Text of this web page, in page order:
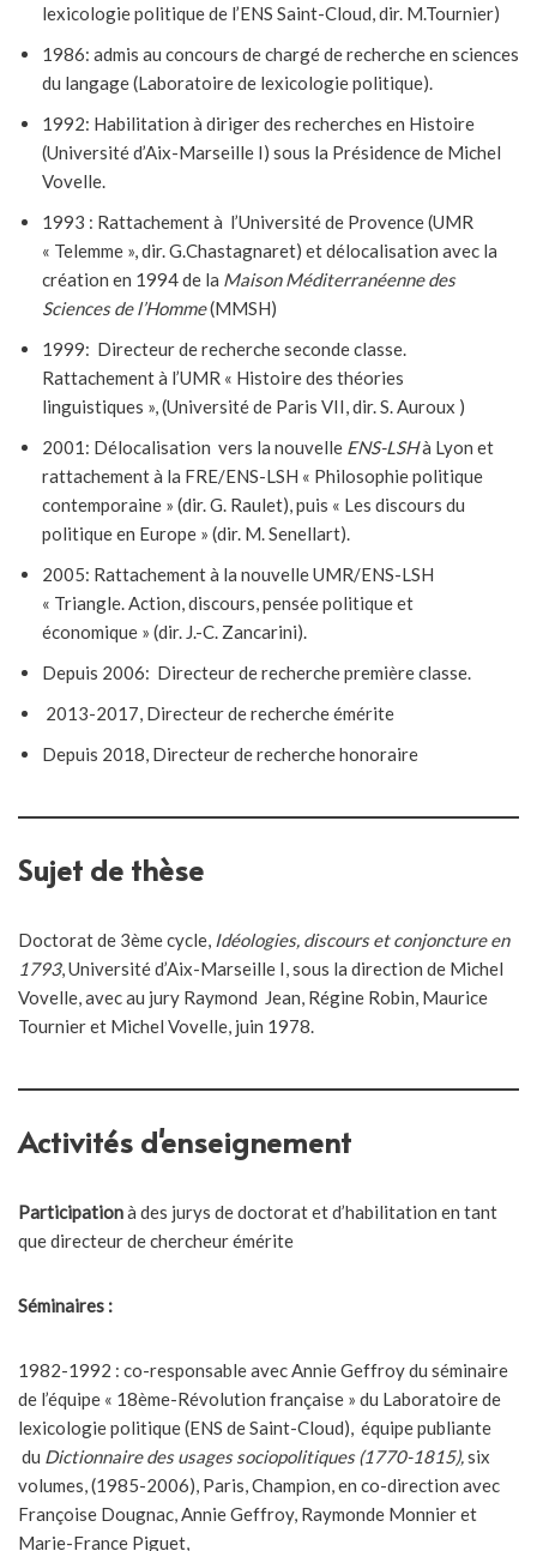
lexicologie politique de l’ENS Saint-Cloud, dir. M.Tournier)
1986: admis au concours de chargé de recherche en sciences
du langage (Laboratoire de lexicologie politique).
1992: Habilitation à diriger des recherches en Histoire
(Université d’Aix-Marseille I) sous la Présidence de Michel
Vovelle.
1993 : Rattachement à l’Université de Provence (UMR
« Telemme », dir. G.Chastagnaret) et délocalisation avec la
création en 1994 de la Maison Méditerranéenne des
Sciences de l’Homme(MMSH)
1999: Directeur de recherche seconde classe.
Rattachement à l’UMR « Histoire des théories
linguistiques », (Université de Paris VII, dir. S. Auroux )
2001: Délocalisation vers la nouvelle ENS-LSHà Lyon et
rattachement à la FRE/ENS-LSH « Philosophie politique
contemporaine » (dir. G. Raulet), puis « Les discours du
politique en Europe » (dir. M. Senellart).
2005: Rattachement à la nouvelle UMR/ENS-LSH
« Triangle. Action, discours, pensée politique et
économique » (dir. J.-C. Zancarini).
Depuis 2006: Directeur de recherche première classe.
2013-2017, Directeur de recherche émérite
Depuis 2018, Directeur de recherche honoraire
Sujet de thèse
Doctorat de 3ème cycle, Idéologies, discours et conjoncture en
1793, Université d’Aix-Marseille I, sous la direction de Michel
Vovelle, avec au jury Raymond Jean, Régine Robin, Maurice
Tournier et Michel Vovelle, juin 1978.
Activités d'enseignement
Participationà des jurys de doctorat et d’habilitation en tant
que directeur de chercheur émérite
Séminaires :
1982-1992 : co-responsable avec Annie Geffroy du séminaire
de l’équipe « 18ème-Révolution française » du Laboratoire de
lexicologie politique (ENS de Saint-Cloud), équipe publiante
du Dictionnaire des usages sociopolitiques (1770-1815), six
volumes, (1985-2006), Paris, Champion, en co-direction avec
Françoise Dougnac, Annie Geffroy, Raymonde Monnier et
Marie-France Piguet,